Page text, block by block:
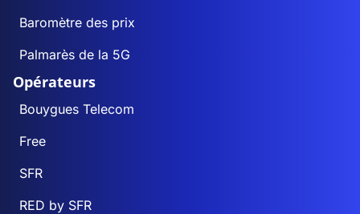
Baromètre des prix
Palmarès de la 5G
Opérateurs
Bouygues Telecom
Free
SFR
RED by SFR